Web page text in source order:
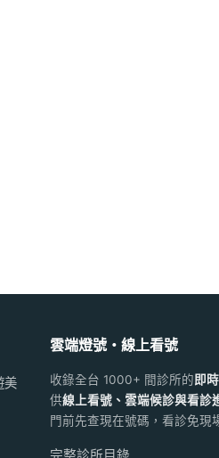
美
雲端燈號・線上看號
收錄全台 1000+ 間診所的 即
供線上看號、雲端候診與看診
門前先查現在號碼，看診免現